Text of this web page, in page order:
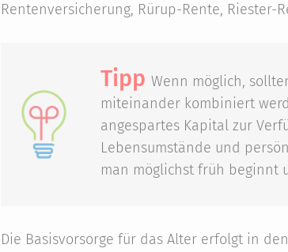
Rentenversicherung, Rürup-Rente, Riester-
Tipp Wenn möglich,
miteinander kombiniert
angespartes Kapital zur
Lebensumstände und
man möglichst früh beginnt
Die Basisvorsorge für das Alter erfolgt in